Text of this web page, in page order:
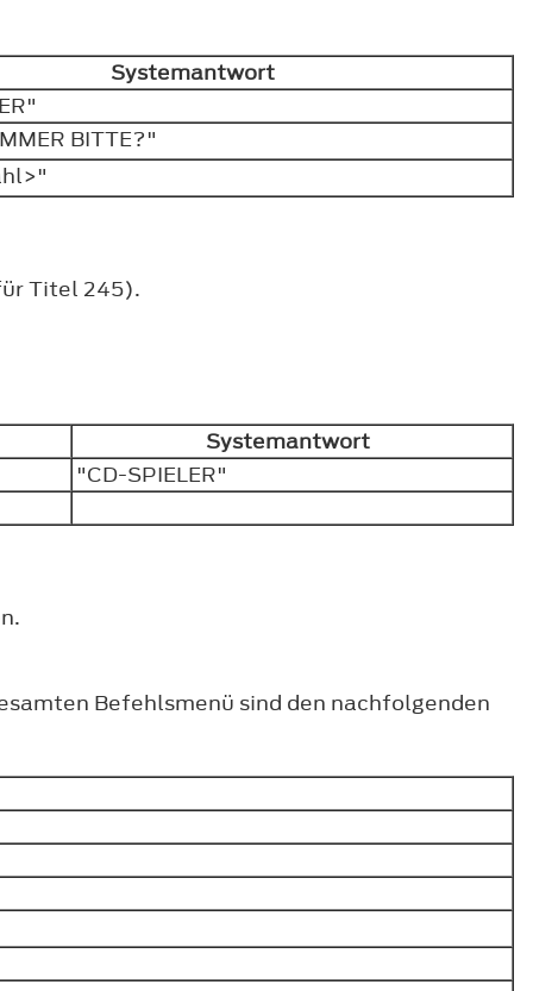
Systemantwort
BITTE?"
Titel 245).
Systemantwort
"CD-SPIELER"
Befehlsmenü sind den nachfolgenden